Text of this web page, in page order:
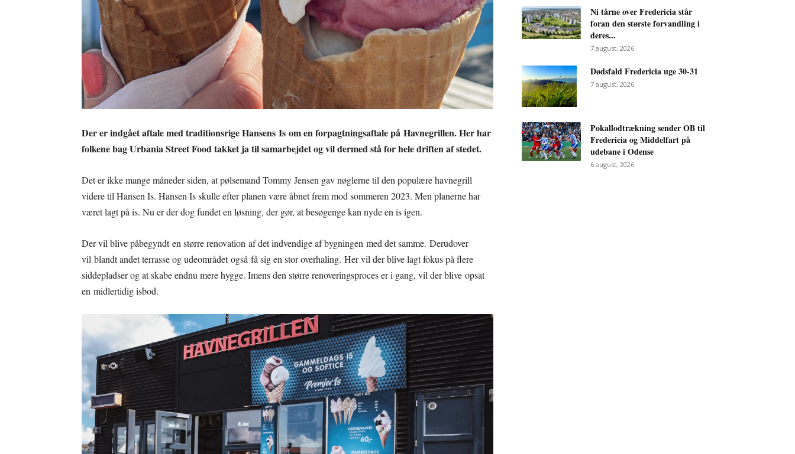
Der er indgået aftale med traditionsrige Hansens Is om en forpagtningsaftale på Havnegrillen. Her har
folkene bag Urbania Street Food takket ja til samarbejdet og vil dermed stå for hele driften af stedet.
Det er ikke mange måneder siden, at pølsemand Tommy Jensen gav nøglerne til den populære havnegrill
videre til Hansen Is. Hansen Is skulle efter planen være åbnet frem mod sommeren 2023. Men planerne har
været lagt på is. Nu er der dog fundet en løsning, der gør, at besøgenge kan nyde en is igen.
Der vil blive påbegyndt en større renovation af det indvendige af bygningen med det samme. Derudover
vil blandt andet terrasse og udeområdet også få sig en stor overhaling. Her vil der blive lagt fokus på flere
siddepladser og at skabe endnu mere hygge. Imens den større renoveringsproces er i gang, vil der blive opsat
en midlertidig isbod.
Ni tårne over Fredericia står
foran den største forvandling i
deres...
7 august, 2026
Dødsfald Fredericia uge 30-31
7 august, 2026
Pokallodtrækning sender OB til
Fredericia og Middelfart på
udebane i Odense
6 august, 2026